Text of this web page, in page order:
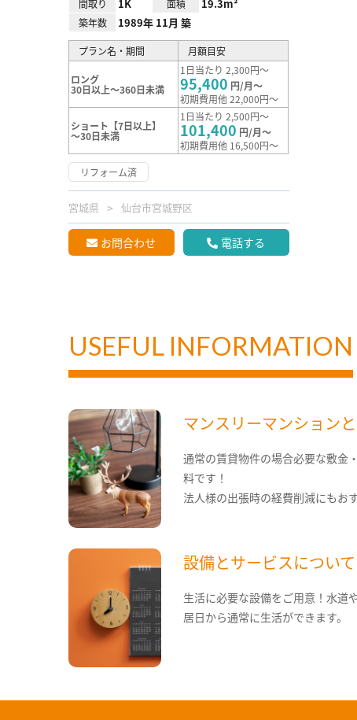
間取り 1K 面積 19.3m²
築年数 1989年 11月 築
プラン名・期間 月額目安
ロング
30日以上～360日未満
1日当たり 2,300円～
95,400 円/月～
初期費用他 22,000円～
ショート【7日以上】
～30日未満
1日当たり 2,500円～
101,400 円/月～
初期費用他 16,500円～
リフォーム済
宮城県 仙台市宮城野区
お問合わせ 電話する
USEFUL INFORMATION
マンスリーマンション
通常の賃貸物件の場合必要な敷金
料です！
法人様の出張時の経費削減にもお
設備とサービスについて
生活に必要な設備をご用意！水道
居日から通常に生活ができます。